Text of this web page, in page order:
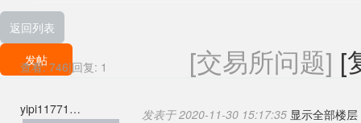
返回列表
发帖
查看: 746|回复: 1 [交易所问题] [
yipi11771 发表于 2020-11-30 15:17:35 显示全部楼层